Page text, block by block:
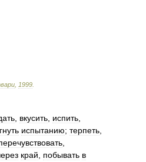
1999
вкусить испить
испытанию; терпеть
край побывать в